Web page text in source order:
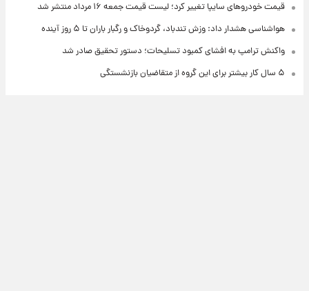
قیمت خودروهای سایپا تغییر کرد؛ لیست قیمت جمعه ۱۶ مرداد منتشر شد
هواشناسی هشدار داد: وزش تندباد، گردوخاک و رگبار باران تا ۵ روز آینده
واکنش ترامپ به افشای کمبود تسلیحات؛ دستور تحقیق صادر شد
۵ سال کار بیشتر برای این گروه از متقاضیان بازنشستگی